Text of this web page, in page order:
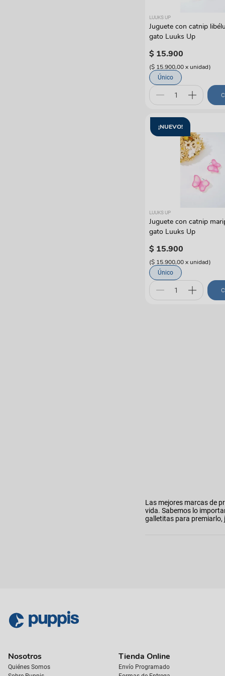
LUUKS UP
Juguete con catnip
gato Luuks Up
$ 15.900
($ 15.900,00xunidad)
Único
¡NUEVO!
LUUKS UP
Juguete con catnip
gato Luuks Up
$ 15.900
($ 15.900,00xunidad)
Único
Las mejores marcas de
vida. Sabemos lo
galletitas para premiarlo,
Nosotros
Quiénes Somos
Tienda Online
Envío Programado